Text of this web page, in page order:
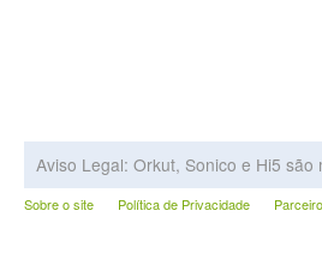
Aviso Legal: Orkut, Sonico e Hi5
Sobre o site Política de Privacidade